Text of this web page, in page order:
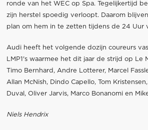
ronde van het WEC op Spa. Tegelijkertijd
zijn herstel spoedig verloopt. Daarom
plan om hem in te zetten tijdens de 24 Uur
Audi heeft het volgende dozijn coureurs
LMP1's waarmee het dit jaar de strijd op Le
Timo Bernhard, Andre Lotterer, Marcel
Allan McNish, Dindo Capello, Tom
Duval, Oliver Jarvis, Marco Bonanomi en
Niels Hendrix